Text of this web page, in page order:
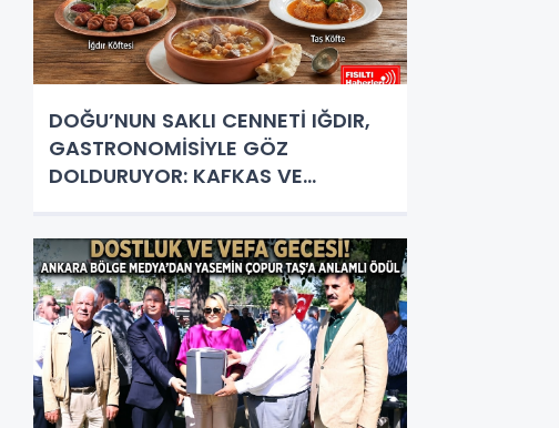
DOĞU’NUN SAKLI CENNETİ IĞDIR,
GASTRONOMİSİYLE GÖZ
DOLDURUYOR: KAFKAS VE